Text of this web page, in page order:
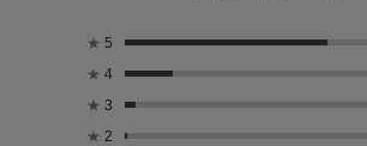
★ 5
★ 4
★ 3
★ 2